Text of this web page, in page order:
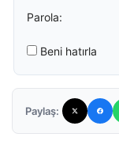
Parola:
Beni hatırla
Paylaş: